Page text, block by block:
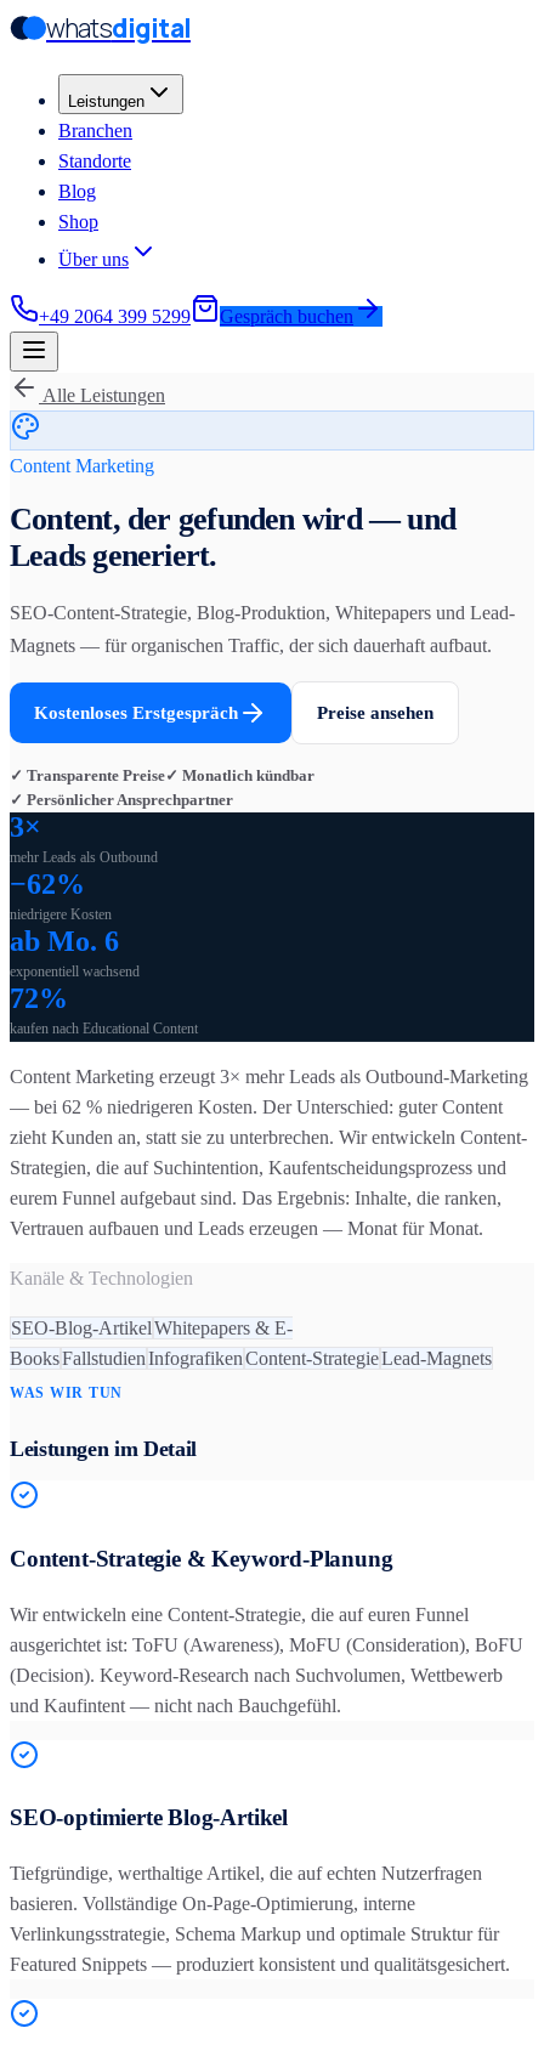
Zum Hauptinhalt springen
Zum Hauptinhalt springen
whatsdigital
Leistungen
Branchen
Standorte
Blog
Shop
Über uns
+49 2064 399 5299 Gespräch buchen
Alle Leistungen
Content Marketing
Content, der gefunden wird — und
Leads generiert.
SEO-Content-Strategie, Blog-Produktion, Whitepapers und Lead-
Magnets — für organischen Traffic, der sich dauerhaft aufbaut.
Kostenloses Erstgespräch Preise ansehen
✓ Transparente Preise✓ Monatlich kündbar
✓ Persönlicher Ansprechpartner
3×
mehr Leads als Outbound
−62%
niedrigere Kosten
ab Mo. 6
exponentiell wachsend
72%
kaufen nach Educational Content
Content Marketing erzeugt 3× mehr Leads als Outbound-Marketing
— bei 62 % niedrigeren Kosten. Der Unterschied: guter Content
zieht Kunden an, statt sie zu unterbrechen. Wir entwickeln Content-
Strategien, die auf Suchintention, Kaufentscheidungsprozess und
eurem Funnel aufgebaut sind. Das Ergebnis: Inhalte, die ranken,
Vertrauen aufbauen und Leads erzeugen — Monat für Monat.
Kanäle & Technologien
SEO-Blog-ArtikelWhitepapers & E-
BooksFallstudienInfografikenContent-StrategieLead-Magnets
WAS WIR TUN
Leistungen im Detail
Content-Strategie & Keyword-Planung
Wir entwickeln eine Content-Strategie, die auf euren Funnel
ausgerichtet ist: ToFU (Awareness), MoFU (Consideration), BoFU
(Decision). Keyword-Research nach Suchvolumen, Wettbewerb
und Kaufintent — nicht nach Bauchgefühl.
SEO-optimierte Blog-Artikel
Tiefgründige, werthaltige Artikel, die auf echten Nutzerfragen
basieren. Vollständige On-Page-Optimierung, interne
Verlinkungsstrategie, Schema Markup und optimale Struktur für
Featured Snippets — produziert konsistent und qualitätsgesichert.